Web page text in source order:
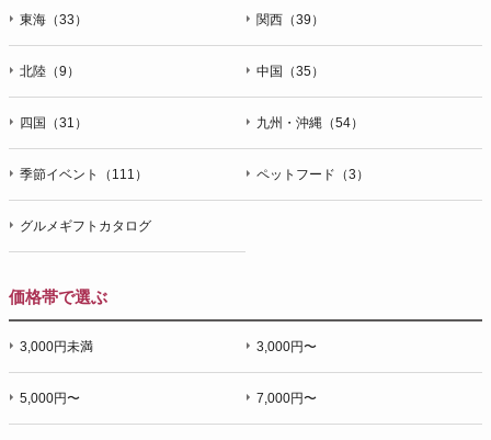
東海（33） 関西（39）
北陸（9） 中国（35）
四国（31） 九州・沖縄（54）
季節イベント（111） ペットフード（3）
グルメギフトカタログ
価格帯で選ぶ
3,000円未満 3,000円〜
5,000円〜 7,000円〜